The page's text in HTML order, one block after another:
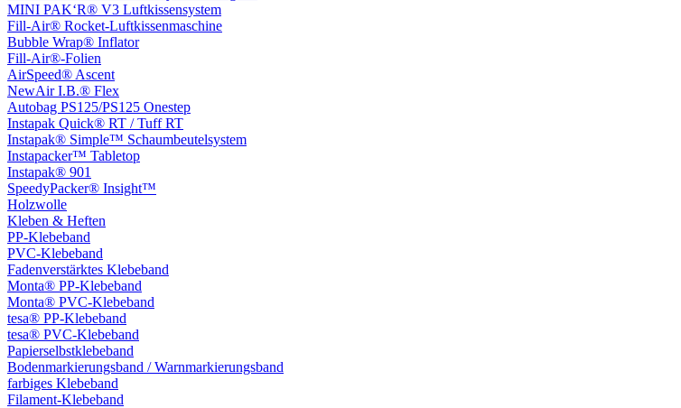
MINI PAK‘R® V3 Luftkissensystem
Fill-Air® Rocket-Luftkissenmaschine
Bubble Wrap® Inflator
Fill-Air®-Folien
AirSpeed® Ascent
NewAir I.B.® Flex
Autobag PS125/PS125 Onestep
Instapak Quick® RT / Tuff RT
Instapak® Simple™ Schaumbeutelsystem
Instapacker™ Tabletop
Instapak® 901
SpeedyPacker® Insight™
Holzwolle
Kleben & Heften
PP-Klebeband
PVC-Klebeband
Fadenverstärktes Klebeband
Monta® PP-Klebeband
Monta® PVC-Klebeband
tesa® PP-Klebeband
tesa® PVC-Klebeband
Papierselbstklebeband
Bodenmarkierungsband / Warnmarkierungsband
farbiges Klebeband
Filament-Klebeband